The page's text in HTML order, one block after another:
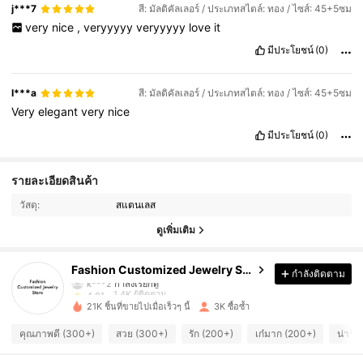
j***7 สี: มัลติคัลเลอร์ / ประเภทสไตล์: ทอง / ไซส์: 45+5ซม
very nice , veryyyyy veryyyyy love it
มีประโยชน์ (0)
I***a สี: มัลติคัลเลอร์ / ประเภทสไตล์: ทอง / ไซส์: 45+5ซม
Veryelegantvery nice
มีประโยชน์ (0)
รายละเอียดสินค้า
วัสดุ: สแตนเลส
ดูเพิ่มเติม
Fashion Customized Jewelry Store
4.81
1.4K ผู้ติดตาม
4.81 1.4K ผู้ติดตาม
กำลังติดตาม
21K ชิ้นที่ขายไปเมื่อเร็วๆ นี้ 3K ซื้อซ้ำ
คุณภาพดี (300+) สวย (300+) รัก (200+) เก๋มาก (200+) น่ารัก